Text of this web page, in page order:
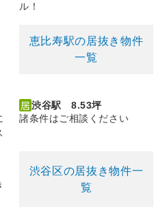
ル！
恵比寿駅の居抜き物件
一覧
渋谷駅 8.53坪
諸条件はご相談ください
渋谷区の居抜き物件一
覧